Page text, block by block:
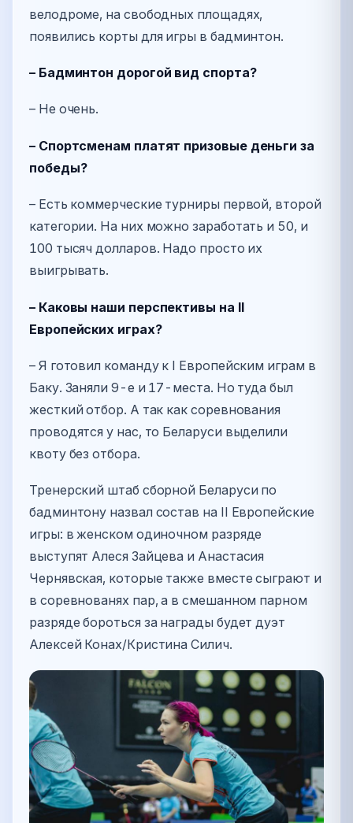
велодроме, на свободных площадях,
появились корты для игры в бадминтон.
– Бадминтон дорогой вид спорта?
– Не очень.
– Спортсменам платят призовые деньги за
победы?
– Есть коммерческие турниры первой, второй
категории. На них можно заработать и 50, и
100 тысяч долларов. Надо просто их
выигрывать.
– Каковы наши перспективы на II
Европейских играх?
– Я готовил команду к I Европейским играм в
Баку. Заняли 9-е и 17-места. Но туда был
жесткий отбор. А так как соревнования
проводятся у нас, то Беларуси выделили
квоту без отбора.
Тренерский штаб сборной Беларуси по
бадминтону назвал состав на II Европейские
игры: в женском одиночном разряде
выступят Алеся Зайцева и Анастасия
Чернявская, которые также вместе сыграют и
в соревнованях пар, а в смешанном парном
разряде бороться за награды будет дуэт
Алексей Конах/Кристина Силич.